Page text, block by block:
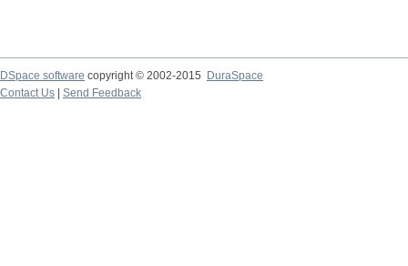
DSpace software copyright © 2002-2015
DuraSpace
Contact Us
Send Feedback